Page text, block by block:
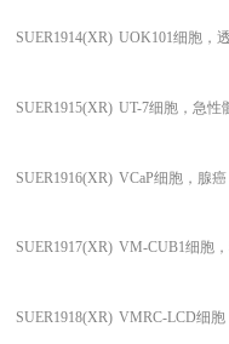
SUER1914(XR) UOK101细胞，
SUER1915(XR) UT-7细胞，急性
SUER1916(XR) VCaP细胞，腺
SUER1917(XR) VM-CUB1细胞
SUER1918(XR) VMRC-LCD细